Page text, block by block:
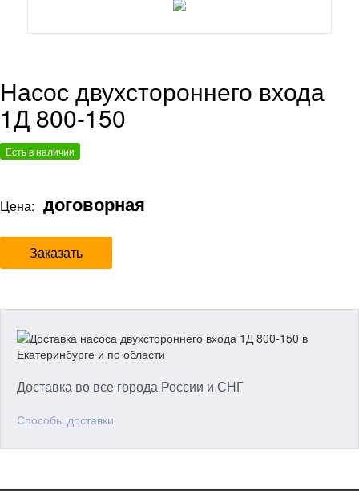
Насос двухстороннего входа
1Д 800-150
Есть в наличии
Цена: договорная
Заказать
Доставка во все города России и СНГ
Способы доставки